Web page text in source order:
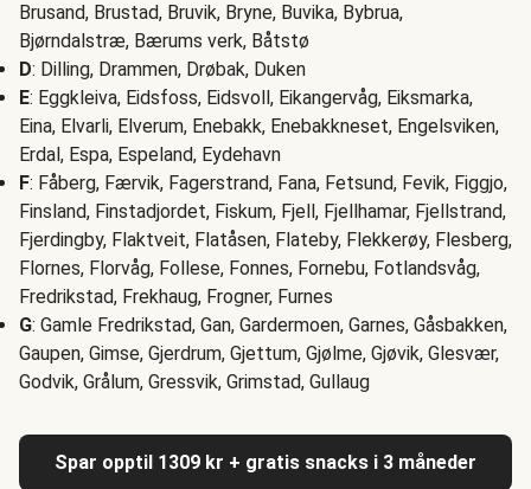
Brusand, Brustad, Bruvik, Bryne, Buvika, Bybrua,
Bjørndalstræ, Bærums verk, Båtstø
D: Dilling, Drammen, Drøbak, Duken
E: Eggkleiva, Eidsfoss, Eidsvoll, Eikangervåg, Eiksmarka,
Eina, Elvarli, Elverum, Enebakk, Enebakkneset, Engelsviken,
Erdal, Espa, Espeland, Eydehavn
F: Fåberg, Færvik, Fagerstrand, Fana, Fetsund, Fevik, Figgjo,
Finsland, Finstadjordet, Fiskum, Fjell, Fjellhamar, Fjellstrand,
Fjerdingby, Flaktveit, Flatåsen, Flateby, Flekkerøy, Flesberg,
Flornes, Florvåg, Follese, Fonnes, Fornebu, Fotlandsvåg,
Fredrikstad, Frekhaug, Frogner, Furnes
G: Gamle Fredrikstad, Gan, Gardermoen, Garnes, Gåsbakken,
Gaupen, Gimse, Gjerdrum, Gjettum, Gjølme, Gjøvik, Glesvær,
Godvik, Grålum, Gressvik, Grimstad, Gullaug
Spar opptil 1309 kr + gratis snacks i 3 måneder